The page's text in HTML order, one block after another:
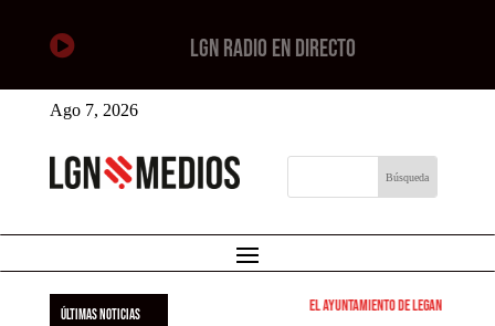
 LGN RADIO EN DIRECTO
Ago 7, 2026
ÚLTIMAS NOTICIAS El Ayuntamiento de Leganés pone